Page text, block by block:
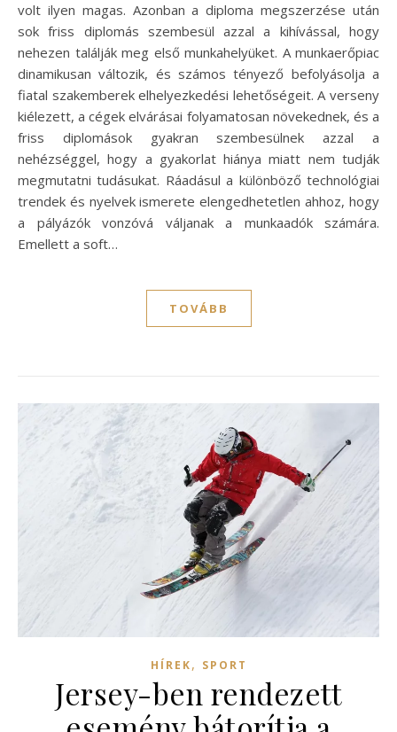
volt ilyen magas. Azonban a diploma megszerzése után
sok friss diplomás szembesül azzal a kihívással, hogy
nehezen találják meg első munkahelyüket. A munkaerőpiac
dinamikusan változik, és számos tényező befolyásolja a
fiatal szakemberek elhelyezkedési lehetőségeit. A verseny
kiélezett, a cégek elvárásai folyamatosan növekednek, és a
friss diplomások gyakran szembesülnek azzal a
nehézséggel, hogy a gyakorlat hiánya miatt nem tudják
megmutatni tudásukat. Ráadásul a különböző technológiai
trendek és nyelvek ismerete elengedhetetlen ahhoz, hogy
a pályázók vonzóvá váljanak a munkaadók számára.
Emellett a soft…
TOVÁBB
HÍREK, SPORT
Jersey-ben rendezett